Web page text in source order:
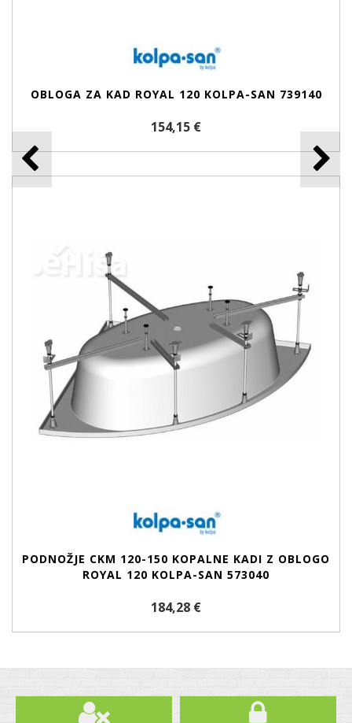
OBLOGA ZA KAD ROYAL 120 KOLPA-SAN 739140
154,15 €
PODNOŽJE CKM 120-150 KOPALNE KADI Z OBLOGO
ROYAL 120 KOLPA-SAN 573040
184,28 €